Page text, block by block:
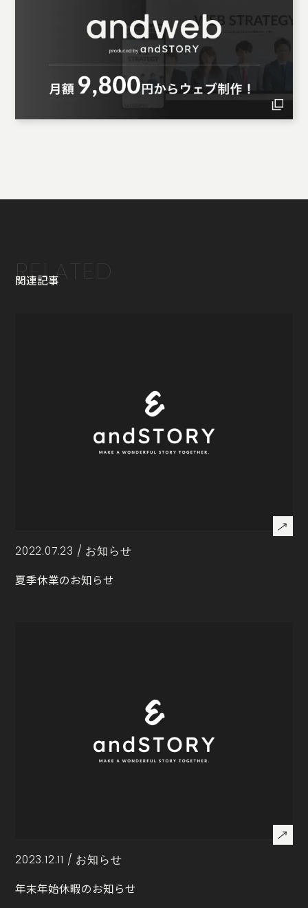
RELATED
関連記事
2022.07.23 / お知らせ
夏季休業のお知らせ
2023.12.11 / お知らせ
年末年始休暇のお知らせ